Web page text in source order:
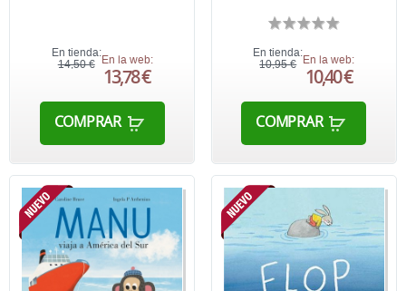
En tienda:
14,50 € En la web:
13,78 €
COMPRAR
En tienda:
10,95 €
En la web:
10,40 €
COMPRAR